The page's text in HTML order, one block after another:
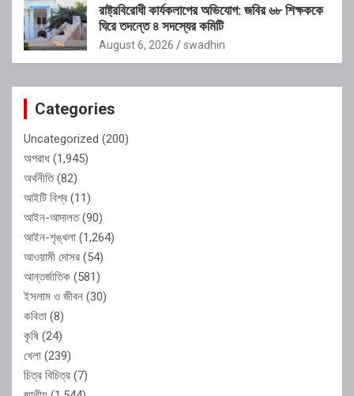
রাষ্ট্রবিরোধী কার্যকলাপের অভিযোগ: জবির ৬৮ শিক্ষককে
ঘিরে তদন্তে ৪ সদস্যের কমিটি
August 6, 2026 swadhin
Categories
Uncategorized (200)
অপরাধ (1,945)
অর্থনীতি(82)
আইটি বিশ্ব (11)
আইন-আদালত(90)
আইন-শৃঙ্খলা (1,264)
আওয়ামী দোসর (54)
আন্তর্জাতিক (581)
ইসলাম ও জীবন (30)
কবিতা (8)
কৃষি (24)
খেলা (239)
চিত্র বিচিত্র (7)